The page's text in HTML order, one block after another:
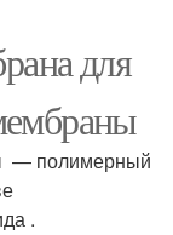
для
— полимерный
.